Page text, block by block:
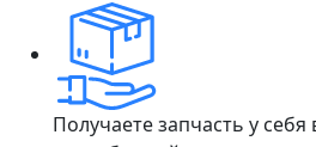
Получаете запчасть у